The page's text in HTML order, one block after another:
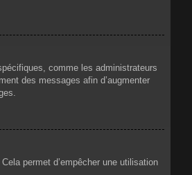
comme les administrateurs
des messages afin d’augmenter
permet d’empêcher une utilisation